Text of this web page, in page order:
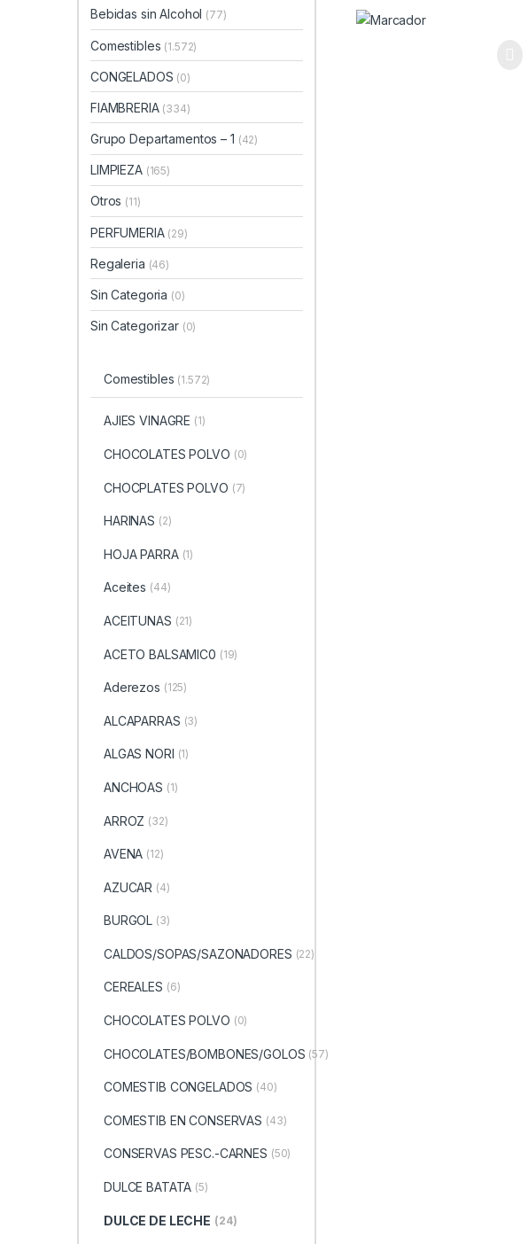
Bebidas sin Alcohol (77)
Comestibles (1.572)
CONGELADOS (0)
FIAMBRERIA (334)
Grupo Departamentos – 1 (42)
LIMPIEZA (165)
Otros (11)
PERFUMERIA (29)
Regaleria (46)
Sin Categoria (0)
Sin Categorizar (0)
Comestibles (1.572)
AJIES VINAGRE (1)
CHOCOLATES POLVO (0)
CHOCPLATES POLVO (7)
HARINAS (2)
HOJA PARRA (1)
Aceites (44)
ACEITUNAS (21)
ACETO BALSAMIC0 (19)
Aderezos (125)
ALCAPARRAS (3)
ALGAS NORI (1)
ANCHOAS (1)
ARROZ (32)
AVENA (12)
AZUCAR (4)
BURGOL (3)
CALDOS/SOPAS/SAZONADORES (22)
CEREALES (6)
CHOCOLATES POLVO (0)
CHOCOLATES/BOMBONES/GOLOS (57)
COMESTIB CONGELADOS (40)
COMESTIB EN CONSERVAS (43)
CONSERVAS PESC.-CARNES (50)
DULCE BATATA (5)
DULCE DE LECHE (24)